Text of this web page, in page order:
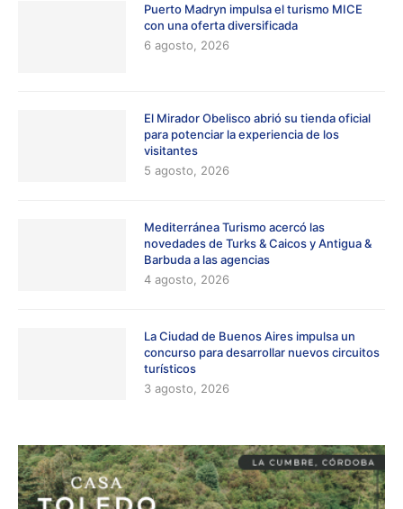
Puerto Madryn impulsa el turismo MICE
con una oferta diversificada
6 agosto, 2026
El Mirador Obelisco abrió su tienda oficial
para potenciar la experiencia de los
visitantes
5 agosto, 2026
Mediterránea Turismo acercó las
novedades de Turks & Caicos y Antigua &
Barbuda a las agencias
4 agosto, 2026
La Ciudad de Buenos Aires impulsa un
concurso para desarrollar nuevos circuitos
turísticos
3 agosto, 2026